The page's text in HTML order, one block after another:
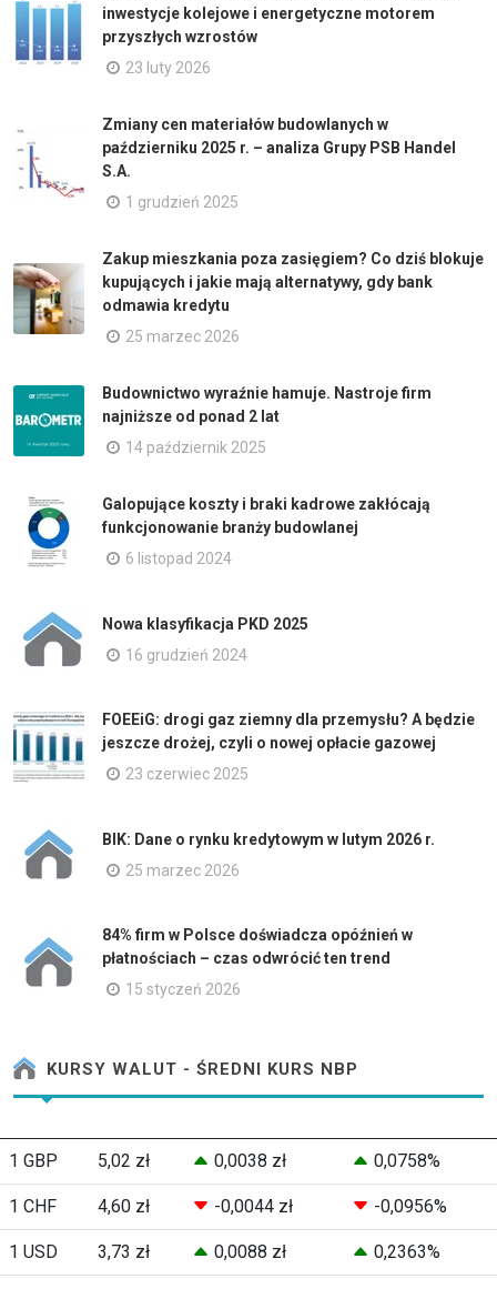
inwestycje kolejowe i energetyczne motorem
przyszłych wzrostów
23 luty 2026
Zmiany cen materiałów budowlanych w
październiku 2025 r. – analiza Grupy PSB Handel
S.A.
1 grudzień 2025
Zakup mieszkania poza zasięgiem? Co dziś blokuje
kupujących i jakie mają alternatywy, gdy bank
odmawia kredytu
25 marzec 2026
Budownictwo wyraźnie hamuje. Nastroje firm
najniższe od ponad 2 lat
14 październik 2025
Galopujące koszty i braki kadrowe zakłócają
funkcjonowanie branży budowlanej
6 listopad 2024
Nowa klasyfikacja PKD 2025
16 grudzień 2024
FOEEiG: drogi gaz ziemny dla przemysłu? A będzie
jeszcze drożej, czyli o nowej opłacie gazowej
23 czerwiec 2025
BIK: Dane o rynku kredytowym w lutym 2026 r.
25 marzec 2026
84% firm w Polsce doświadcza opóźnień w
płatnościach – czas odwrócić ten trend
15 styczeń 2026
KURSY WALUT - ŚREDNI KURS NBP
1 GBP 5,02 zł 0,0038 zł 0,0758%
1 CHF 4,60 zł -0,0044 zł -0,0956%
1 USD 3,73 zł 0,0088 zł 0,2363%